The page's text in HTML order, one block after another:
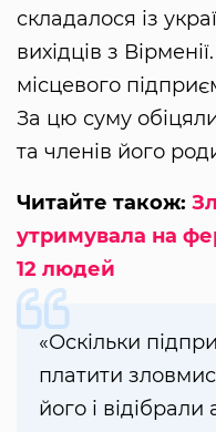
складалося із
вихідців з
місцевого
За цю суму
та членів його
Читайте також:
утримувала на
12 людей
«Оскільки
платити
його і